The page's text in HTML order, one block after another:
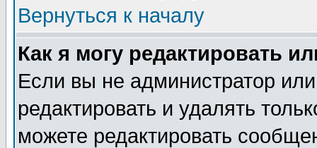
Вернуться к началу
Как я могу редактировать
Если вы не администратор
редактировать и удалять
можете редактировать